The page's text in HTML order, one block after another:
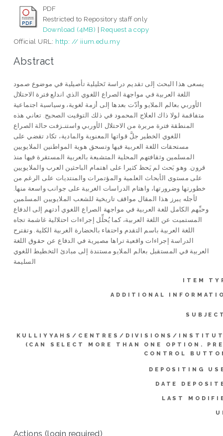
PDF
Restricted to Repository staff only
Download (4MB) | Request a copy
Official URL: http: // iium.edu.my
Abstract
يسعى هذا البحث إلى تقديم دراسة تَحليلية تأصيلية في موضوع صمود
اللغة العربية في مواجهة الصراع اللغوي الذي اندلع فترة الاحتلال
الأوربي بعالم الملايو وأدّت بعدها إلى أزمة لغوية، وسياسية اجتماعية
متفاقمة لولا ذاك العلاج المحمود في ذلك التوقيت الصحيح. تعاني هذه
المنطقة فترة مريرة من الاحتلال الأوربي واستنـزفت حالة الصراع
اللغوي الخطير جلَّ قواتها المعنوية والمادية، تكاد تقضي على
مستحقات اللغة العربية فيها وتسحق هوية المواطنين الملايويين
المسلمين وثقافتهم المحلية المتشبعة بالعربية المستقرة فيها منذ
قرون. وهو بَحث لم يَحظ كثيرا على اهتمام الباحثين العرب والملايويين
على مستوى الأبحاث العلمية والمؤتمرات والمنتديات على الرغم من
خطورتها وضرورتها، واهتام الدراسات الغربية على جوانب واسعة منها.
لأجله يبرز هذا المقال مواقف تاريخية للشعب الملايويين المسلمين
وحبِّهم الكامل للغة العربية في مواجهة الصراع اللغوي أدتهم إلى الدفاع
المستميت عن اللغة العربية، كما يُحلِّل إجراءات احتلالية غاشمة تجاه
اللغة العربية باسم التقدم واحتفاء بالحضارة الغربية الكلية. وتقترح
الدراسة إجراءات واقعية تراها مصيرية في الدفاع عن حقوق اللغة
العربية في المستقبل بعالم الملايو مستندة إلى مبادئ التخطيط اللغوي
السليمة
ITEM
ADDITIONAL
KULLIYYAHS/CENTRES/DIVISIONS/
(CAN SELECT MORE THAN ONE OPTION.
CONTROL
DEPOSITING
DATE
LAST
Actions (login required)